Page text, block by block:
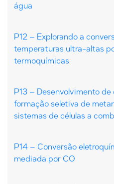
água
P12 – Explorando a
temperaturas ultra-altas
termoquímicas
P13 – Desenvolvimento
formação seletiva de
sistemas de células a
P14 – Conversão
mediada por CO